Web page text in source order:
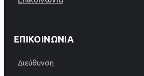
ΕΠΙΚΟΙΝΩΝΊΑ
Διεύθυνση